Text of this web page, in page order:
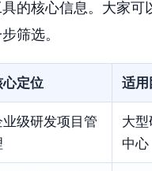
的核心信息。大家
筛选。
心定位 适用
业级研发项目管
大
中心